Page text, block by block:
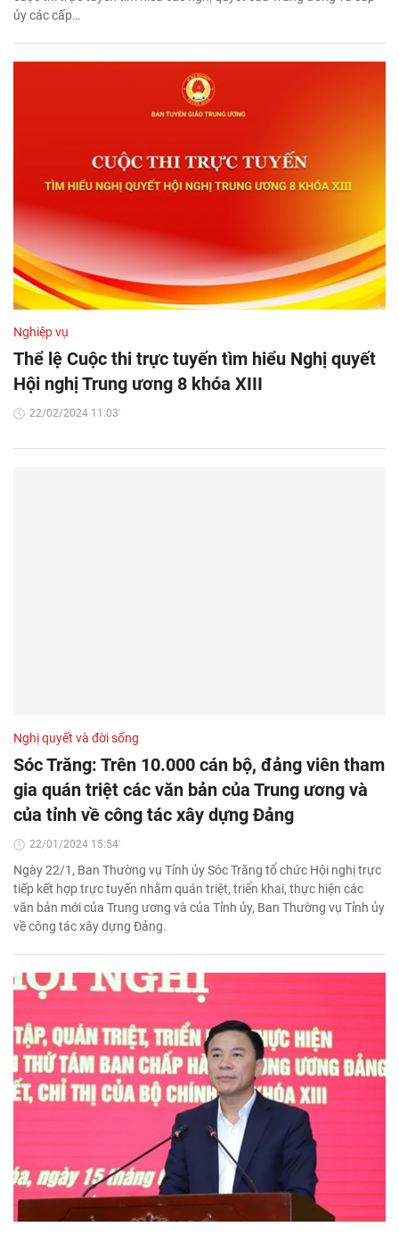
ủy các cấp…
Nghiệp vụ
Thể lệ Cuộc thi trực tuyến tìm hiểu Nghị quyết
Hội nghị Trung ương 8 khóa XIII
22/02/2024 11:03'
Nghị quyết và đời sống
Sóc Trăng: Trên 10.000 cán bộ, đảng viên tham
gia quán triệt các văn bản của Trung ương và
của tỉnh về công tác xây dựng Đảng
22/01/2024 15:54'
Ngày 22/1, Ban Thường vụ Tỉnh ủy Sóc Trăng tổ chức Hội nghị trực
tiếp kết hợp trực tuyến nhằm quán triệt, triển khai, thực hiện các
văn bản mới của Trung ương và của Tỉnh ủy, Ban Thường vụ Tỉnh ủy
về công tác xây dựng Đảng.